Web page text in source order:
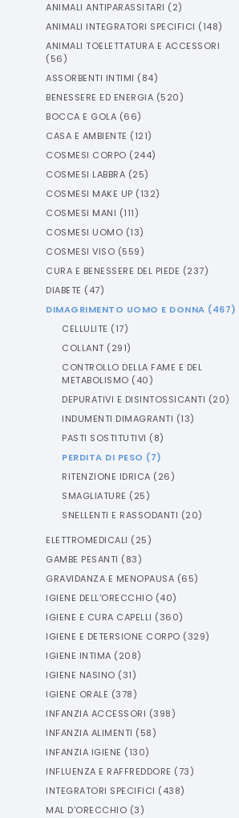
ANIMALI ANTIPARASSITARI (2)
ANIMALI INTEGRATORI SPECIFICI (148)
ANIMALI TOELETTATURA E ACCESSORI
(56)
ASSORBENTI INTIMI (84)
BENESSERE ED ENERGIA (520)
BOCCA E GOLA (66)
CASA E AMBIENTE (121)
COSMESI CORPO (244)
COSMESI LABBRA (25)
COSMESI MAKE UP (132)
COSMESI MANI (111)
COSMESI UOMO (13)
COSMESI VISO (559)
CURA E BENESSERE DEL PIEDE (237)
DIABETE (47)
DIMAGRIMENTO UOMO E DONNA (467)
CELLULITE (17)
COLLANT (291)
CONTROLLO DELLA FAME E DEL
METABOLISMO (40)
DEPURATIVI E DISINTOSSICANTI (20)
INDUMENTI DIMAGRANTI (13)
PASTI SOSTITUTIVI (8)
PERDITA DI PESO (7)
RITENZIONE IDRICA (26)
SMAGLIATURE (25)
SNELLENTI E RASSODANTI (20)
ELETTROMEDICALI (25)
GAMBE PESANTI (83)
GRAVIDANZA E MENOPAUSA (65)
IGIENE DELL'ORECCHIO (40)
IGIENE E CURA CAPELLI (360)
IGIENE E DETERSIONE CORPO (329)
IGIENE INTIMA (208)
IGIENE NASINO (31)
IGIENE ORALE (378)
INFANZIA ACCESSORI (398)
INFANZIA ALIMENTI (58)
INFANZIA IGIENE (130)
INFLUENZA E RAFFREDDORE (73)
INTEGRATORI SPECIFICI (438)
MAL D'ORECCHIO (3)